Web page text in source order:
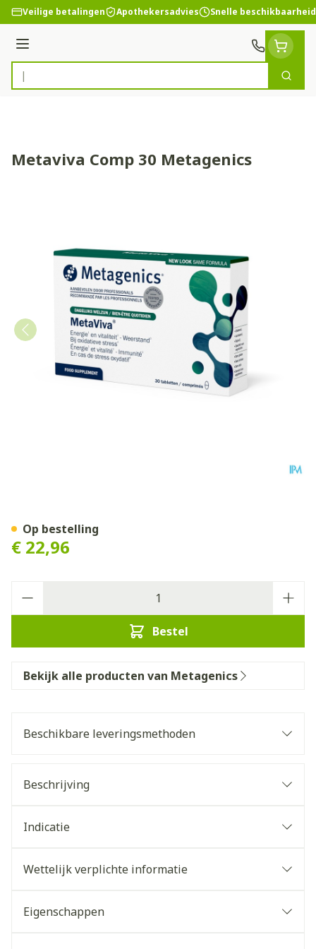
Ga naar de inhoud
Veilige betalingen Apothekersadvies Snelle beschikbaarheid
Menu
Product, merk, categorie...
Zoek
Metaviva Comp 30 Metagenics
€ 22,96
Bestel
Op bestelling
Bekijk alle producten van Metagenics
Beschikbare leveringsmethoden
Beschrijving
Indicatie
Wettelijk verplichte informatie
Eigenschappen